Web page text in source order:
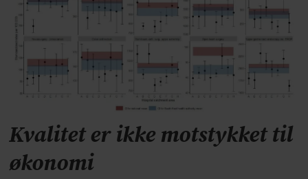
Kvalitet er ikke motstykket til
økonomi